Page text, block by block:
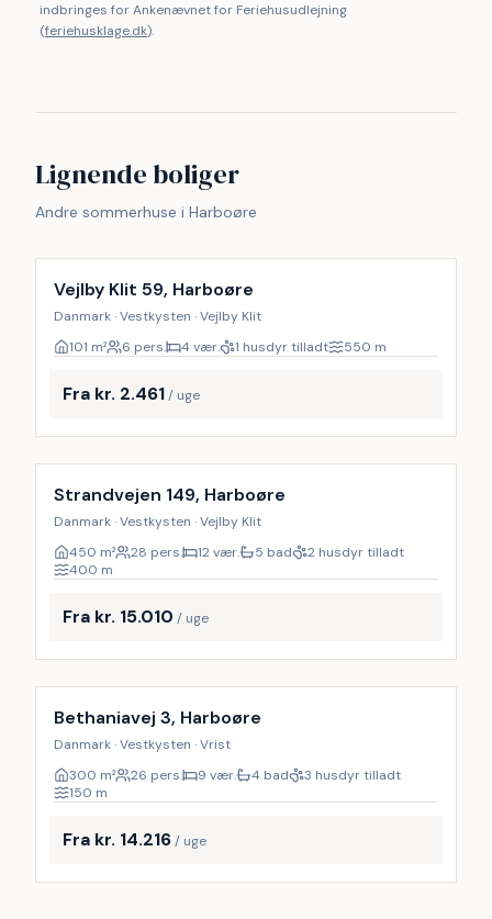
indbringes for Ankenævnet for Feriehusudlejning
(feriehusklage.dk).
Lignende boliger
Andre sommerhuse i Harboøre
Vejlby Klit 59, Harboøre
Danmark · Vestkysten · Vejlby Klit
101 m² 6 pers. 4 vær. 1 husdyr tilladt 550 m
Fra kr. 2.461/ uge
Inkl. rengøring
Strandvejen 149, Harboøre
Danmark · Vestkysten · Vejlby Klit
450 m² 28 pers. 12 vær. 5 bad
2 husdyr tilladt
400 m
Fra kr. 15.010 / uge
Inkl. rengøring
Bethaniavej 3, Harboøre
Danmark · Vestkysten · Vrist
300 m² 26 pers. 9 vær. 4 bad
3 husdyr tilladt
150 m
Fra kr. 14.216/ uge